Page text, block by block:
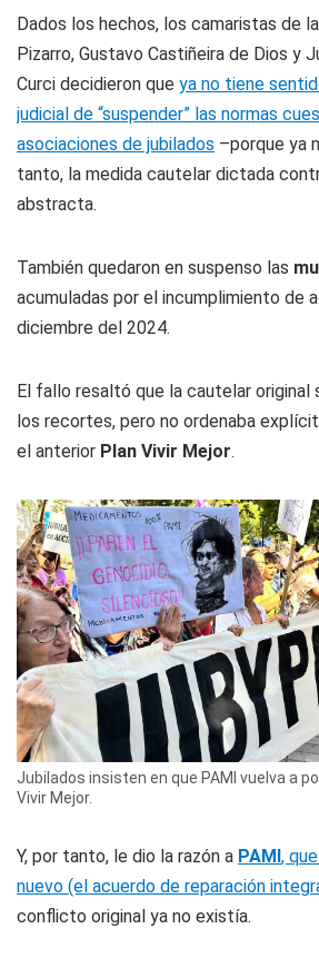
Dados los hechos, los camaristas de
Pizarro, Gustavo Castiñeira de Dios y
Curci decidieron que ya no tiene
judicial de “suspender” las normas
asociaciones de jubilados –porque ya
tanto, la medida cautelar dictada
abstracta.
También quedaron en suspenso las
acumuladas por el incumplimiento de
diciembre del 2024.
El fallo resaltó que la cautelar original
los recortes, pero no ordenaba
el anterior Plan Vivir Mejor.
Jubilados insisten en que PAMI vuelva a
Vivir Mejor.
Y, por tanto, le dio la razón a PAMI,
nuevo (el acuerdo de reparación
conflicto original ya no existía.